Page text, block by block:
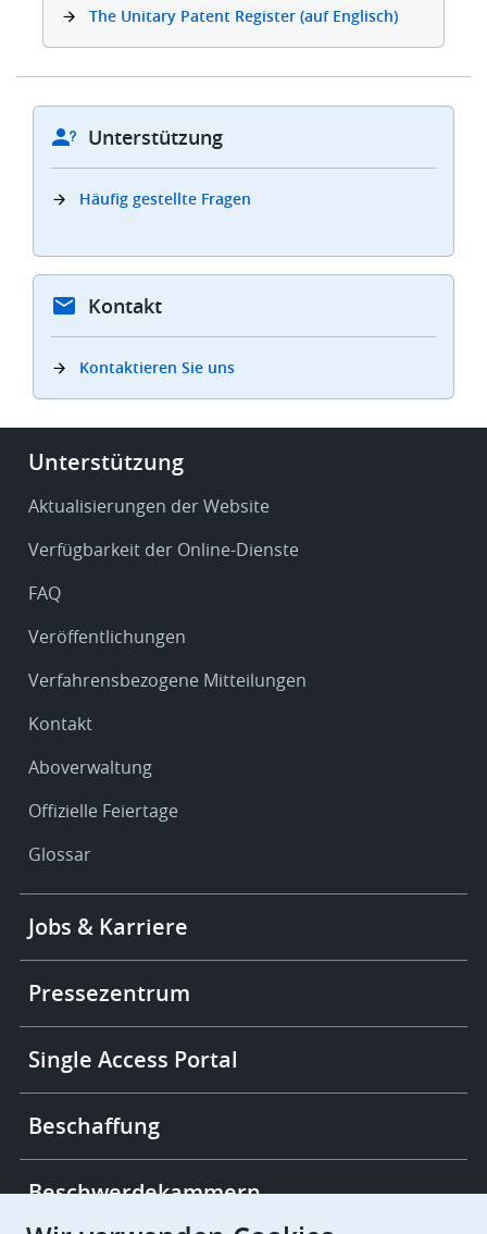
The Unitary Patent Register (auf Englisch)
Unterstützung
Häufig gestellte Fragen
Kontakt
Kontaktieren Sie uns
Footer
Service
support
Unterstützung
Aktualisierungen der Website
Verfügbarkeit der Online-Dienste
FAQ
Veröffentlichungen
Verfahrensbezogene Mitteilungen
Kontakt
Aboverwaltung
Offizielle Feiertage
Glossar
More
links
Jobs & Karriere
Pressezentrum
Single Access Portal
Beschaffung
Beschwerdekammern